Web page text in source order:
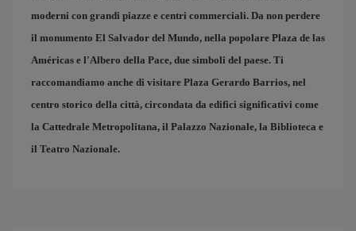
moderni con grandi piazze e centri commerciali. Da non perdere
il monumento El Salvador del Mundo, nella popolare Plaza de las
Américas e l'Albero della Pace, due simboli del paese. Ti
raccomandiamo anche di visitare Plaza Gerardo Barrios, nel
centro storico della città, circondata da edifici significativi come
la Cattedrale Metropolitana, il Palazzo Nazionale, la Biblioteca e
il Teatro Nazionale.